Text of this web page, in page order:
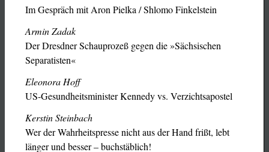
Im Gespräch mit Aron Pielka / Shlomo Finkelstein
Armin Zadak
Der Dresdner Schauprozeß gegen die »Sächsischen
Separatisten«
Eleonora Hoff
US-Gesundheitsminister Kennedy vs. Verzichtsapostel
Kerstin Steinbach
Wer der Wahrheitspresse nicht aus der Hand frißt, lebt
länger und besser – buchstäblich!